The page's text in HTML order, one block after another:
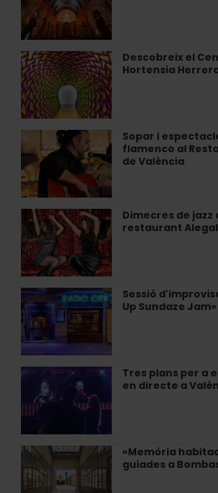
la
tradició
mantenen
viu
el
seu…
l’Església
dels
Sants
Joans
a
València
Descobreix el
Hortensia
Descobreix
el
Centre
d'Art
Hortensia
Herrero
Sopar i
flamenco al
de València
i
espectacle
de
flamenco
al
Restaurant
Alegal
de
València
Dimecres de jazz
restaurant
Dimecres
de
jazz
al
restaurant
Alegal
de
València
Sessió
Up Sundaze
Sessió
d'improvisació
«Funked
Up
Sundaze
Jam»
València
Tres plans per a
en directe a
Tres
plans
per
a
escoltar
jazz
directe
«Memòria
guiades a
«Memòria
habitada»:
visites